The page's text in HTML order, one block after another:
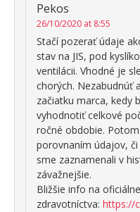
Pekos
26/10/2020 at 8:55
Stačí pozerať údaje
stav na JIS, pod
ventilácii. Vhodné je
chorých. Nezabudnúť
začiatku marca, kedy
vyhodnotiť celkové
ročné obdobie.
porovnaním údajov, či
sme zaznamenali v
závažnejšie.
Bližšie info na
zdravotníctva: https://